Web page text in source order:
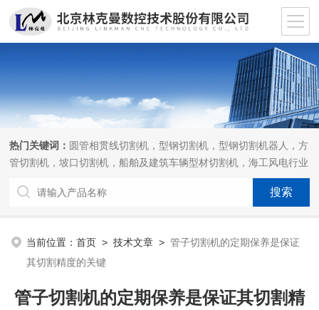
热门关键词： 圆管相贯线切割机，型钢切割机，型钢切割机器人，方
管切割机，坡口切割机，船舶及建筑车辆型材切割机，海工风电行业
当前位置：首页 >技术文章 >管子切割机的定期保养是保证
其切割精度的关键
管子切割机的定期保养是保证其切割精